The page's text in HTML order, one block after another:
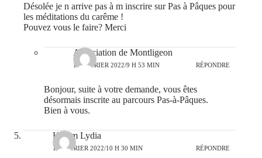
Désolée je n arrive pas à m inscrire sur Pas à Pâques pour
les méditations du carême !
Pouvez vous le faire? Merci
Association de Montligeon
16 FÉVRIER 2022/9 H 53 MIN RÉPONDRE
Bonjour, suite à votre demande, vous êtes
désormais inscrite au parcours Pas-à-Pâques.
Bien à vous.
Karam Lydia
17 FÉVRIER 2022/10 H 30 MIN RÉPONDRE